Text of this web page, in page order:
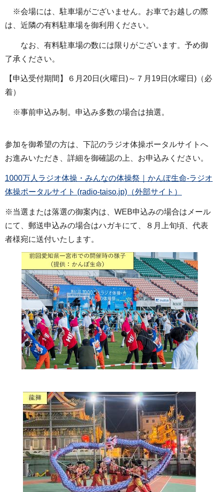
※会場には、駐車場がございません。お車でお越しの際
は、近隣の有料駐車場を御利用ください。
なお、有料駐車場の数には限りがございます。予め御
了承ください。
【申込受付期間】６月20日(火曜日)～７月19日(水曜日)（必
着）
※事前申込み制。申込み多数の場合は抽選。
参加を御希望の方は、下記のラジオ体操ポータルサイトへ
お進みいただき、詳細を御確認の上、お申込みください。
1000万人ラジオ体操・みんなの体操祭｜かんぽ生命-ラジオ
体操ポータルサイト (radio-taiso.jp)（外部サイト）
※当選または落選の御案内は、WEB申込みの場合はメール
にて、郵送申込みの場合はハガキにて、８月上旬頃、代表
者様宛に送付いたします。